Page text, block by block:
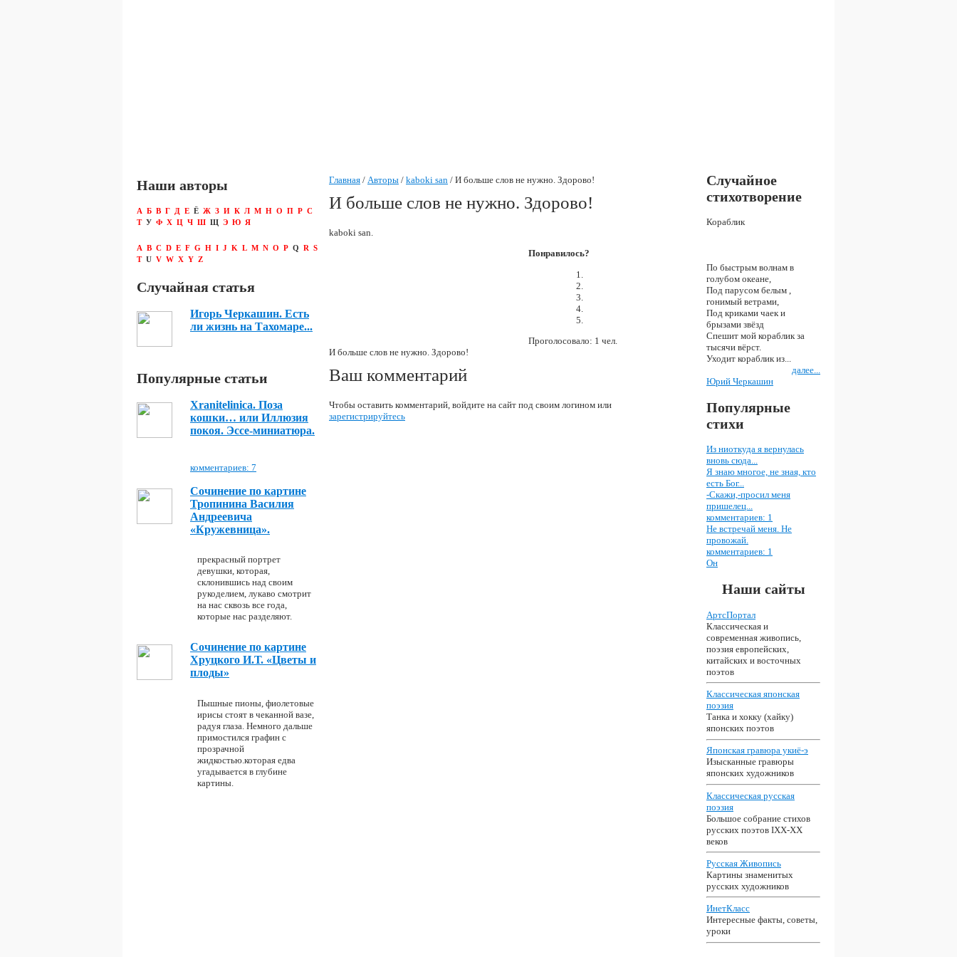
Главная / Авторы / kaboki san / И больше слов не нужно. Здорово!
И больше слов не нужно. Здорово!
kaboki san.
Понравилось?
Проголосовало: 1 чел.
И больше слов не нужно. Здорово!
Ваш комментарий
Чтобы оставить комментарий, войдите на сайт под своим логином или
зарегистрируйтесь
Наши авторы
А Б В Г Д Е Ё Ж З И К Л М Н О П Р С
Т У Ф Х Ц Ч Ш Щ Э Ю Я
A B C D E F G H I J K L M N O P Q R S
T U V W X Y Z
Случайная статья
Игорь Черкашин. Есть
ли жизнь на Тахомаре...
Популярные статьи
Xranitelinica. Поза
кошки… или Иллюзия
покоя. Эссе-миниатюра.
комментариев: 7
Сочинение по картине
Тропинина Василия
Андреевича
«Кружевница».
прекрасный портрет
девушки, которая,
склонившись над своим
рукоделием, лукаво смотрит
на нас сквозь все года,
которые нас разделяют.
Сочинение по картине
Хруцкого И.Т. «Цветы и
плоды»
Пышные пионы, фиолетовые
ирисы стоят в чеканной вазе,
радуя глаза. Немного дальше
примостился графин с
прозрачной
жидкостью.которая едва
угадывается в глубине
картины.
Случайное
стихотворение
Кораблик
По быстрым волнам в
голубом океане,
Под парусом белым ,
гонимый ветрами,
Под криками чаек и
брызами звёзд
Спешит мой кораблик за
тысячи вёрст.
Уходит кораблик из...
далее...
Юрий Черкашин
Популярные
стихи
Из ниоткуда я вернулась
вновь сюда...
Я знаю многое, не зная, кто
есть Бог...
-Скажи,-просил меня
пришелец...
комментариев: 1
Не встречай меня. Не
провожай.
комментариев: 1
Он
Наши сайты
АртсПортал
Классическая и
современная живопись,
поэзия европейских,
китайских и восточных
поэтов
Классическая японская
поэзия
Танка и хокку (хайку)
японских поэтов
Японская гравюра укиё-э
Изысканные гравюры
японских художников
Классическая русская
поэзия
Большое собрание стихов
русских поэтов IXX-XX
веков
Русская Живопись
Картины знаменитых
русских художников
ИнетКласс
Интересные факты, советы,
уроки